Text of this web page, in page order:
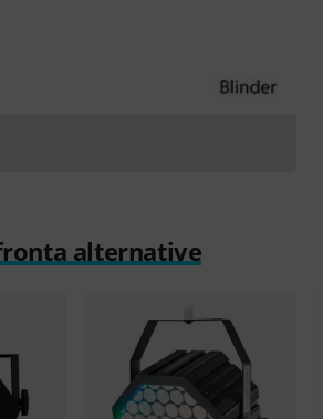
alternative